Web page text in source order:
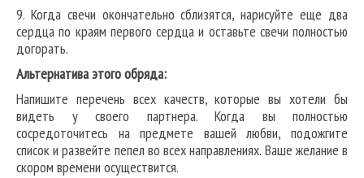
9. Когда свечи окончательно сблизятся, нарисуйте еще два
сердца по краям первого сердца и оставьте свечи полностью
догорать.
Альтернатива этого обряда:
Напишите перечень всех качеств, которые вы хотели бы
видеть у своего партнера. Когда вы полностью
сосредоточитесь на предмете вашей любви, подожгите
список и развейте пепел во всех направлениях. Ваше желание в
скором времени осуществится.